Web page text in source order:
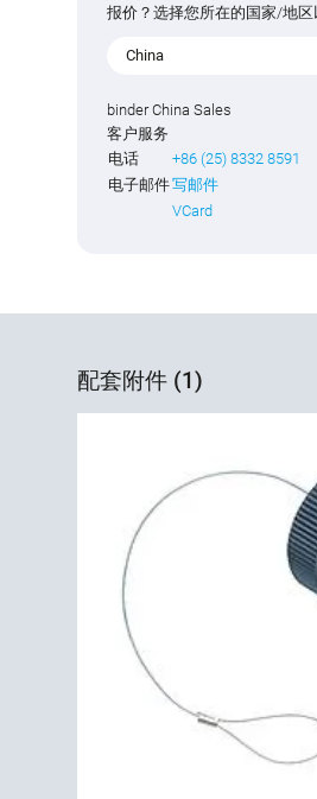
报价？选择您所在的国家/地区
China
binder China Sales
客户服务
电话
+86 (25) 8332 8591
电子邮件写邮件
VCard
配套附件 (1)